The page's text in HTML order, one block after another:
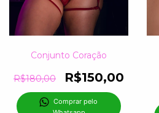
Conjunto Coração
R$180,00 R$150,00
Comprar pelo